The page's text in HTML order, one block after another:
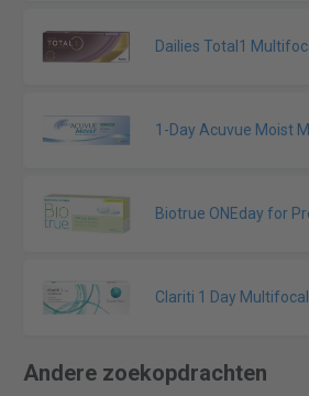
Dailies Total1
1-Day Acuvue Moist
Biotrue ONEday for
Clariti 1 Day Multifocal
Andere zoekopdrachten